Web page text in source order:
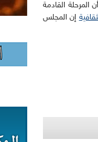
المرحلة القادمة
إن المجلس